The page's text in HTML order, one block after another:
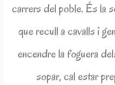
carrers del poble. És la
que recull a cavalls i
encendre la foguera
sopar, cal estar